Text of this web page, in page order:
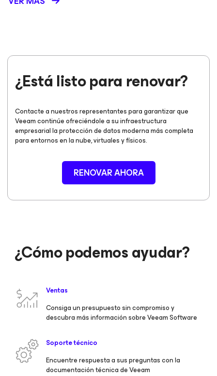
¿Está listo para renovar?
Contacte a nuestros representantes para garantizar que
Veeam continúe ofreciéndole a su infraestructura
empresarial la protección de datos moderna más completa
para entornos en la nube, virtuales y físicos.
RENOVAR AHORA
¿Cómo podemos ayudar?
Ventas
Consiga un presupuesto sin compromiso y
descubra más información sobre Veeam Software
Soporte técnico
Encuentre respuesta a sus preguntas con la
documentación técnica de Veeam